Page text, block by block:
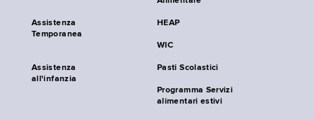
Assistenza
Temporanea
HEAP
WIC
Assistenza
all'infanzia
Pasti Scolastici
Programma Servizi
alimentari estivi